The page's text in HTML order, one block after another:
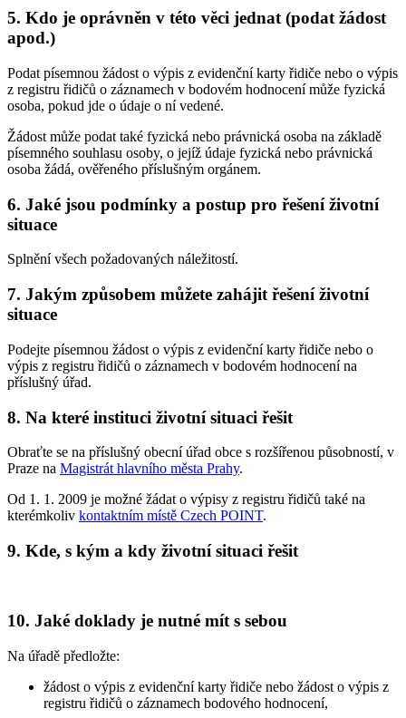
5. Kdo je oprávněn v této věci jednat (podat žádost
apod.)
Podat písemnou žádost o výpis z evidenční karty řidiče nebo o výpis
z registru řidičů o záznamech v bodovém hodnocení může fyzická
osoba, pokud jde o údaje o ní vedené.
Žádost může podat také fyzická nebo právnická osoba na základě
písemného souhlasu osoby, o jejíž údaje fyzická nebo právnická
osoba žádá, ověřeného příslušným orgánem.
6. Jaké jsou podmínky a postup pro řešení životní
situace
Splnění všech požadovaných náležitostí.
7. Jakým způsobem můžete zahájit řešení životní
situace
Podejte písemnou žádost o výpis z evidenční karty řidiče nebo o
výpis z registru řidičů o záznamech v bodovém hodnocení na
příslušný úřad.
8. Na které instituci životní situaci řešit
Obraťte se na příslušný obecní úřad obce s rozšířenou působností, v
Praze na Magistrát hlavního města Prahy.
Od 1. 1. 2009 je možné žádat o výpisy z registru řidičů také na
kterémkoliv kontaktním místě Czech POINT.
9. Kde, s kým a kdy životní situaci řešit
10. Jaké doklady je nutné mít s sebou
Na úřadě předložte:
žádost o výpis z evidenční karty řidiče nebo žádost o výpis z
registru řidičů o záznamech bodového hodnocení,